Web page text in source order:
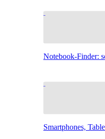
Notebook-Finder:
Smartphones,